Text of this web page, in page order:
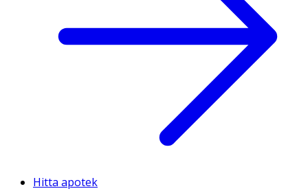
Hitta apotek